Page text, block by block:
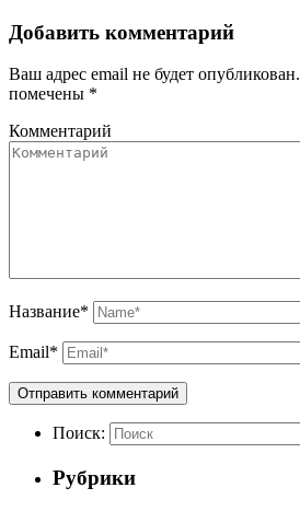
Добавить комментарий
Ваш адрес email не будет опубликован.
помечены *
Комментарий
Название*
Email*
Поиск:
Рубрики